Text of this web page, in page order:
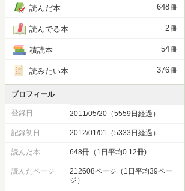
読んだ本 648冊
読んでる本 2冊
積読本 54冊
読みたい本 376冊
プロフィール
登録日 2011/05/20（5559日経過）
記録初日 2012/01/01（5333日経過）
読んだ本 648冊（1日平均0.12冊)
読んだページ
212608ページ（1日平均39ペー
ジ）